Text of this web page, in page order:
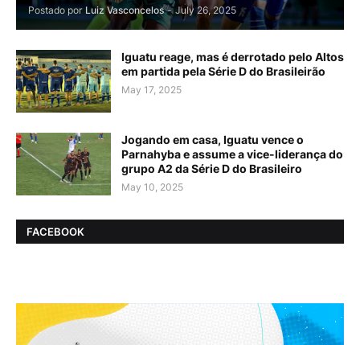
Postado por Luiz Vasconcelos - July 26, 2025
Iguatu reage, mas é derrotado pelo Altos
em partida pela Série D do Brasileirão
May 17, 2025
Jogando em casa, Iguatu vence o
Parnahyba e assume a vice-liderança do
grupo A2 da Série D do Brasileiro
May 10, 2025
FACEBOOK